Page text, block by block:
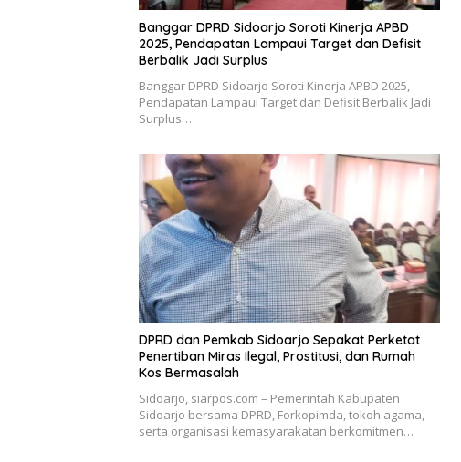
Banggar DPRD Sidoarjo Soroti Kinerja APBD
2025, Pendapatan Lampaui Target dan Defisit
Berbalik Jadi Surplus
Banggar DPRD Sidoarjo Soroti Kinerja APBD 2025,
Pendapatan Lampaui Target dan Defisit Berbalik Jadi
Surplus…
DPRD dan Pemkab Sidoarjo Sepakat Perketat
Penertiban Miras Ilegal, Prostitusi, dan Rumah
Kos Bermasalah
Sidoarjo, siarpos.com – Pemerintah Kabupaten
Sidoarjo bersama DPRD, Forkopimda, tokoh agama,
serta organisasi kemasyarakatan berkomitmen…